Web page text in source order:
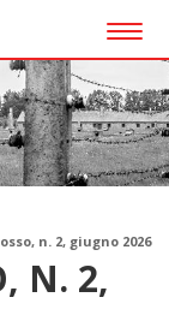
n. 2, giugno 2026
N. 2,